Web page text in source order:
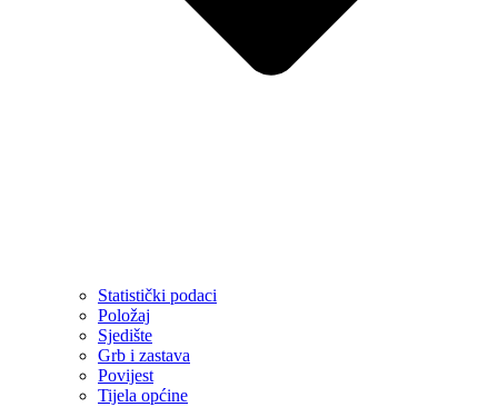
Statistički podaci
Položaj
Sjedište
Grb i zastava
Povijest
Tijela općine